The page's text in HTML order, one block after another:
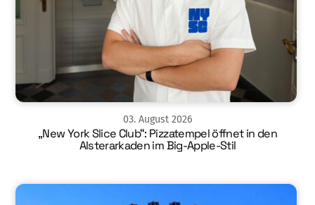
03. August 2026
„New York Slice Club“: Pizzatempel öffnet in den
Alsterarkaden im Big-Apple-Stil